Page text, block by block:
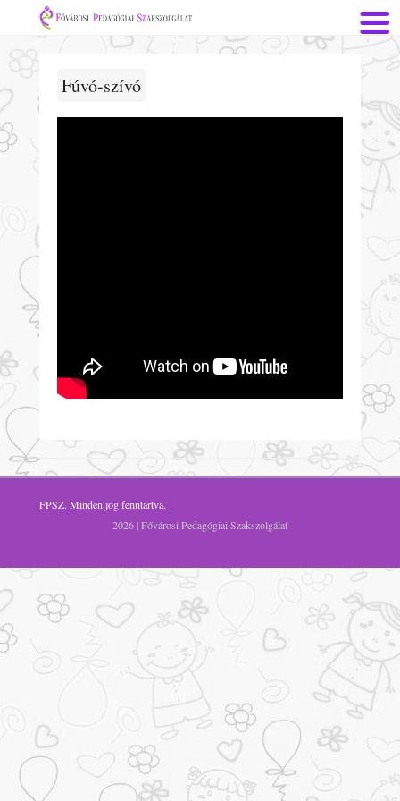
Fúvó-szívó
FPSZ. Minden jog fenntartva.
2026 | Fővárosi Pedagógiai Szakszolgálat